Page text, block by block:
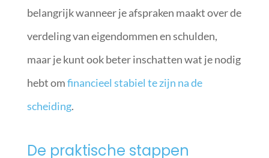
belangrijk wanneer je afspraken maakt over de
verdeling van eigendommen en schulden,
maar je kunt ook beter inschatten wat je nodig
hebt omfinancieel stabiel te zijn na de
scheiding.
De praktische stappen